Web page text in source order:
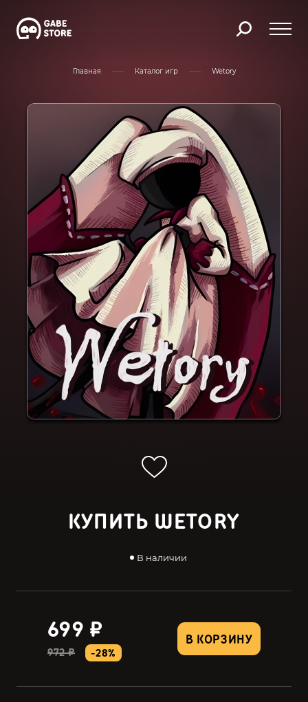
Главная Каталог игр Wetory
КУПИТЬ WETORY
В наличии
В КОРЗИНУ
699 ₽
972 ₽ -28%